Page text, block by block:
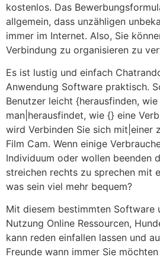
kostenlos. Das
allgemein, dass unzähligen
immer im Internet. Also, Sie
Verbindung zu organisieren zu
Es ist lustig und einfach
Anwendung Software praktisch.
Benutzer leicht {herausfinden,
man|herausfindet, wie {} eine
wird Verbinden Sie sich mit|einer
Film Cam. Wenn einige
Individuum oder wollen beenden
streichen rechts zu sprechen mit
was sein viel mehr bequem?
Mit diesem bestimmten Software
Nutzung Online Ressourcen,
kann reden einfallen lassen und
Freunde wann immer Sie